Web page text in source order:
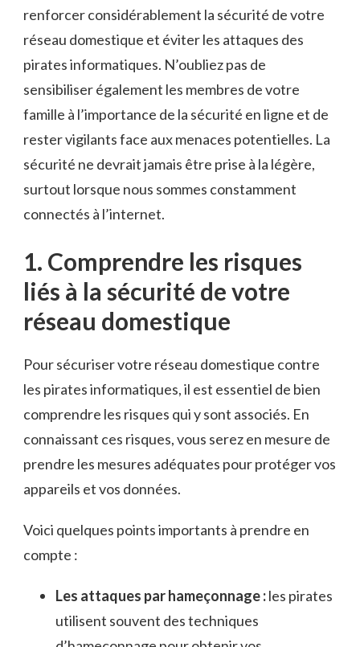
renforcer considérablement la sécurité de votre
réseau domestique et éviter ‍les attaques des ​
pirates informatiques. N’oubliez pas de
sensibiliser également les membres de votre
famille à l’importance‍ de la sécurité en ligne et de
rester vigilants face aux menaces potentielles.‌ La
sécurité ​ne devrait jamais être​ prise ​à la légère,
surtout lorsque⁢ nous ⁢sommes constamment
connectés à l’internet.
1. Comprendre les risques
liés ‍à la ⁢sécurité de votre
réseau domestique
Pour sécuriser votre réseau domestique contre
les pirates informatiques, il‌ est essentiel ⁢de bien
comprendre les risques qui y sont associés.‌ En ​
connaissant ​ces risques, vous serez en mesure de
prendre les mesures‌ adéquates pour protéger vos
appareils ​et‍ vos données.
Voici quelques points importants à prendre⁢ en
compte :
Les attaques par‌ hameçonnage :les pirates
utilisent souvent des techniques